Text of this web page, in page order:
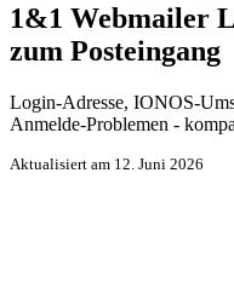
1&1 Webmailer
zum Posteingang
Login-Adresse, IONOS-
Anmelde-Problemen -
Aktualisiert am 12. Juni 2026